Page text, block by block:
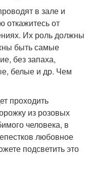
в зале и
откажитесь от
Их роль должны
быть самые
без запаха,
белые и др. Чем
проходить
из розовых
человека, в
любовное
подсветить это